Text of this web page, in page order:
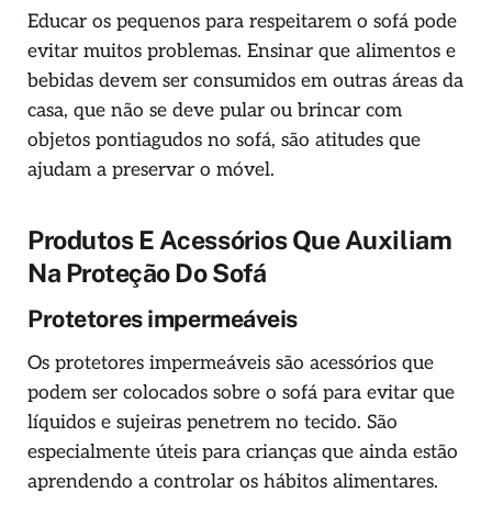
Educar os pequenos para respeitarem o sofá pode
evitar muitos problemas. Ensinar que alimentos e
bebidas devem ser consumidos em outras áreas da
casa, que não se deve pular ou brincar com
objetos pontiagudos no sofá, são atitudes que
ajudam a preservar o móvel.
Produtos E Acessórios Que Auxiliam
Na Proteção Do Sofá
Protetores impermeáveis
Os protetores impermeáveis são acessórios que
podem ser colocados sobre o sofá para evitar que
líquidos e sujeiras penetrem no tecido. São
especialmente úteis para crianças que ainda estão
aprendendo a controlar os hábitos alimentares.